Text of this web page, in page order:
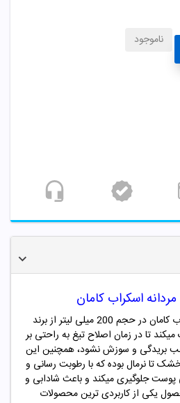
ناموجود
اسکراب کامان
ژل اصلاح ریش مردانه اسکراب کامان در حجم 200 میلی لیتر از برند
تا در زمان اصلاح تیغ به راحتی بر
بریدگی و سوزش نشود، همچنین این
نرمال بوده که با رطوبت رسانی و
جلوگیری میکند و باعث شادابی و
یکی از کاربردی ترین محصولات